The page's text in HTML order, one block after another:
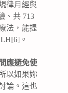
律月經與
、共 713
法，能提
。
應避免使
以如果妳
論。這也